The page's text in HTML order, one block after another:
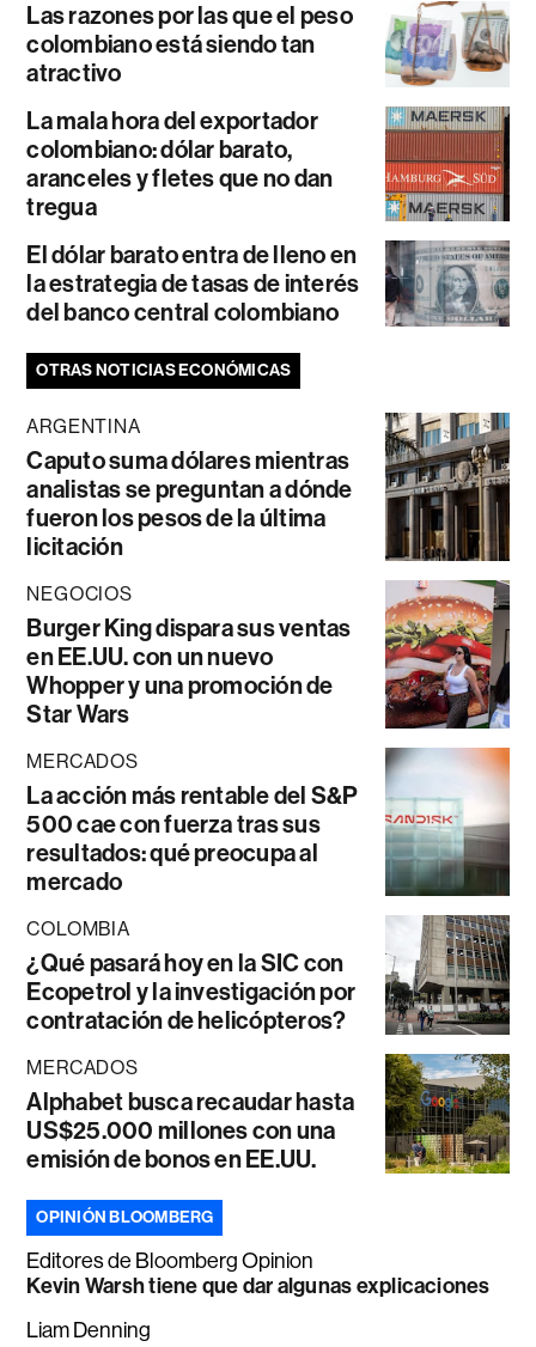
Las razones por las que el peso
colombiano está siendo tan
atractivo
La mala hora del exportador
colombiano: dólar barato,
aranceles y fletes que no dan
tregua
El dólar barato entra de lleno en
la estrategia de tasas de interés
del banco central colombiano
OTRAS NOTICIAS ECONÓMICAS
ARGENTINA
Caputo suma dólares mientras
analistas se preguntan a dónde
fueron los pesos de la última
licitación
NEGOCIOS
Burger King dispara sus ventas
en EE.UU. con un nuevo
Whopper y una promoción de
Star Wars
MERCADOS
La acción más rentable del S&P
500 cae con fuerza tras sus
resultados: qué preocupa al
mercado
COLOMBIA
¿Qué pasará hoy en la SIC con
Ecopetrol y la investigación por
contratación de helicópteros?
MERCADOS
Alphabet busca recaudar hasta
US$25.000 millones con una
emisión de bonos en EE.UU.
OPINIÓN BLOOMBERG
Editores de Bloomberg Opinion
Kevin Warsh tiene que dar algunas explicaciones
Liam Denning